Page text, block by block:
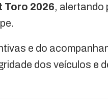
Toro 2026, alertando
e do
dos veículos e